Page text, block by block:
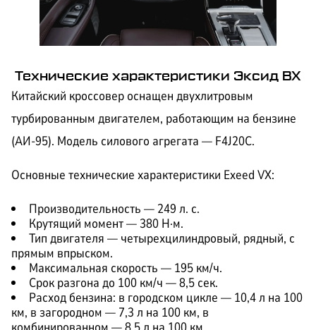
Технические характеристики Эксид ВХ
Китайский кроссовер оснащен двухлитровым
турбированным двигателем, работающим на бензине
(АИ-95). Модель силового агрегата — F4J20C.
Основные технические характеристики Exeed VX:
Производительность — 249 л. с.
Крутящий момент — 380 Н·м.
Тип двигателя — четырехцилиндровый, рядный, с
прямым впрыском.
Максимальная скорость — 195 км/ч.
Срок разгона до 100 км/ч — 8,5 сек.
Расход бензина: в городском цикле — 10,4 л на 100
км, в загородном — 7,3 л на 100 км, в